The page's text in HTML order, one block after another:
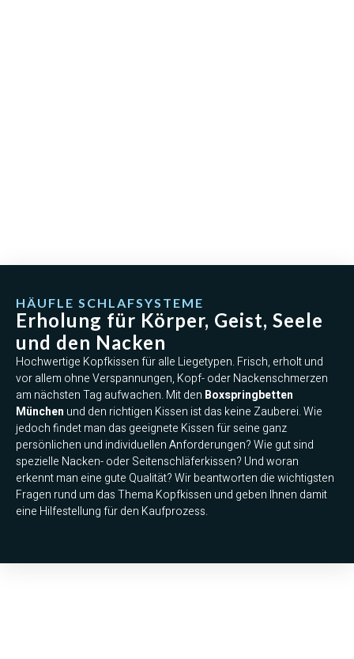
HÄUFLE SCHLAFSYSTEME
Erholung für Körper, Geist, Seele
und den Nacken
Hochwertige Kopfkissen für alle Liegetypen. Frisch, erholt und
vor allem ohne Verspannungen, Kopf- oder Nackenschmerzen
am nächsten Tag aufwachen. Mit den Boxspringbetten
München und den richtigen Kissen ist das keine Zauberei. Wie
jedoch findet man das geeignete Kissen für seine ganz
persönlichen und individuellen Anforderungen? Wie gut sind
spezielle Nacken- oder Seitenschläferkissen? Und woran
erkennt man eine gute Qualität? Wir beantworten die wichtigsten
Fragen rund um das Thema Kopfkissen und geben Ihnen damit
eine Hilfestellung für den Kaufprozess.